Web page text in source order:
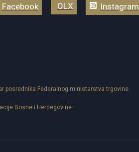
Facebook
OLX Instagram
posrednika Federalnog ministarstva trgovine.
Bosne i Hercegovine.